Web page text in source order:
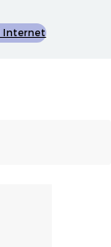
Internet